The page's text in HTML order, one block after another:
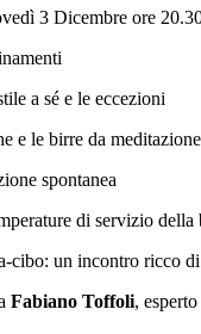
3 Dicembre ore
a sé e le eccezioni
e le birre da meditazione
spontanea
di servizio della
cibo: un incontro ricco
Fabiano Toffoli,